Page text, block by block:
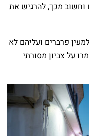
וחשוב מכך, להרגיש את
פרברים ועליהם לא
על צביון מסורתי